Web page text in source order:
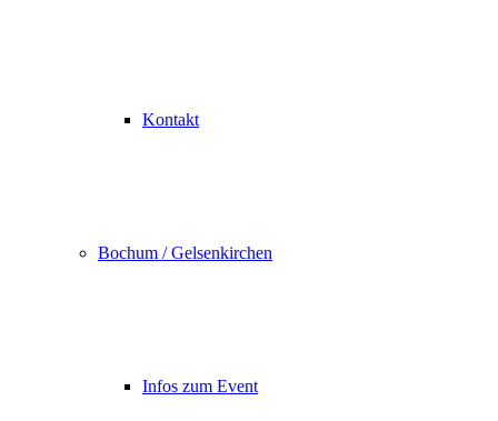
Kontakt
Bochum / Gelsenkirchen
Infos zum Event